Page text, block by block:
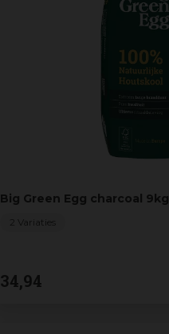
Big Green Egg charcoal 9kg
34,94
2 Variaties